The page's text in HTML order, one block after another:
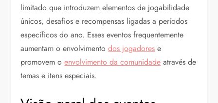
limitado que introduzem elementos de jogabilidade
únicos, desafios e recompensas ligadas a períodos
específicos do ano. Esses eventos frequentemente
aumentam o envolvimentodos jogadores e
promovem oenvolvimento da comunidade através de
temas e itens especiais.